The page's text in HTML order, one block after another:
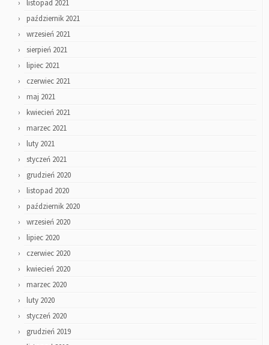
listopad 2021
październik 2021
wrzesień 2021
sierpień 2021
lipiec 2021
czerwiec 2021
maj 2021
kwiecień 2021
marzec 2021
luty 2021
styczeń 2021
grudzień 2020
listopad 2020
październik 2020
wrzesień 2020
lipiec 2020
czerwiec 2020
kwiecień 2020
marzec 2020
luty 2020
styczeń 2020
grudzień 2019